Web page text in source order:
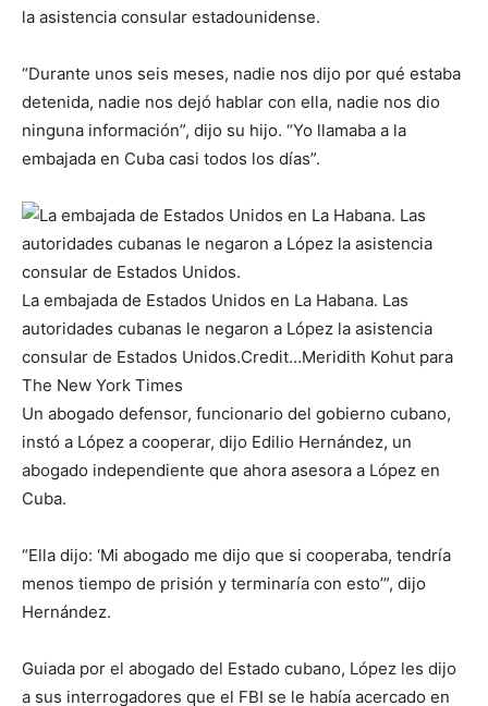
la asistencia consular estadounidense.
“Durante unos seis meses, nadie nos dijo por qué estaba
detenida, nadie nos dejó hablar con ella, nadie nos dio
ninguna información”, dijo su hijo. “Yo llamaba a la
embajada en Cuba casi todos los días”.
La embajada de Estados Unidos en La Habana. Las
autoridades cubanas le negaron a López la asistencia
consular de Estados Unidos.Credit…Meridith Kohut para
The New York Times
Un abogado defensor, funcionario del gobierno cubano,
instó a López a cooperar, dijo Edilio Hernández, un
abogado independiente que ahora asesora a López en
Cuba.
“Ella dijo: ‘Mi abogado me dijo que si cooperaba, tendría
menos tiempo de prisión y terminaría con esto’”, dijo
Hernández.
Guiada por el abogado del Estado cubano, López les dijo
a sus interrogadores que el FBI se le había acercado en